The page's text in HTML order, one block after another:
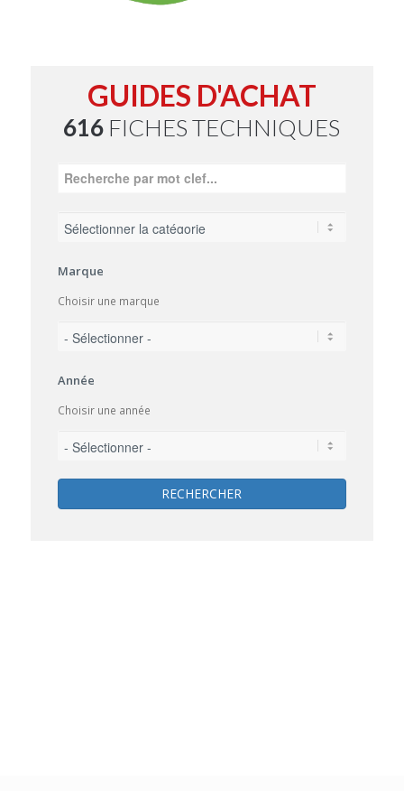
GUIDES D'ACHAT
616 FICHES TECHNIQUES
Marque
Choisir une marque
Année
Choisir une année
RECHERCHER